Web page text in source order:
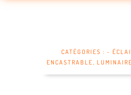
CATÉGORIES : ~
ENCASTRABLE,